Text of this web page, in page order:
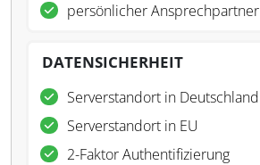
persönlicher Ansprechpartner
DATENSICHERHEIT
Serverstandort in Deutschland
Serverstandort in EU
2-Faktor Authentifizierung